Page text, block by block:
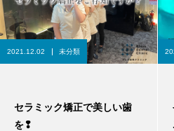
2021.12.02 未分類
セラミック矯正で美しい歯
を❢